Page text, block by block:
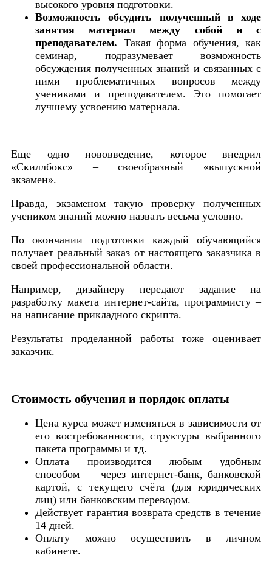
высокого уровня подготовки.
Возможность обсудить полученный в ходе
занятия материал между собой и с
преподавателем. Такая форма обучения, как
семинар, подразумевает возможность
обсуждения полученных знаний и связанных с
ними проблематичных вопросов между
учениками и преподавателем. Это помогает
лучшему усвоению материала.
Еще одно нововведение, которое внедрил
«Скиллбокс» – своеобразный «выпускной
экзамен».
Правда, экзаменом такую проверку полученных
учеником знаний можно назвать весьма условно.
По окончании подготовки каждый обучающийся
получает реальный заказ от настоящего заказчика в
своей профессиональной области.
Например, дизайнеру передают задание на
разработку макета интернет-сайта, программисту –
на написание прикладного скрипта.
Результаты проделанной работы тоже оценивает
заказчик.
Стоимость обучения и порядок оплаты
Цена курса может изменяться в зависимости от
его востребованности, структуры выбранного
пакета программы и тд.
Оплата производится любым удобным
способом — через интернет-банк, банковской
картой, с текущего счёта (для юридических
лиц) или банковским переводом.
Действует гарантия возврата средств в течение
14 дней.
Оплату можно осуществить в личном
кабинете.